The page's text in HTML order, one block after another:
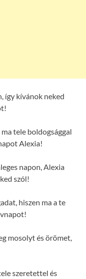
így kívánok neked
tele boldogsággal
Alexia!
napon, Alexia
szól!
hiszen ma a te
mosolyt és örömet,
szeretettel és